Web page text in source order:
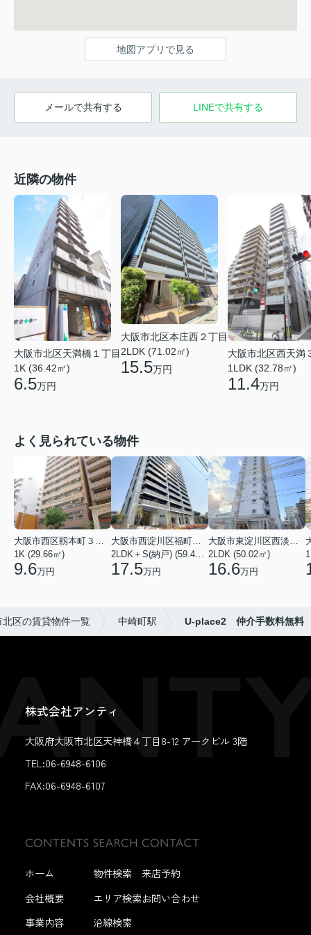
地図アプリで見る
メールで共有する LINEで共有する
近隣の物件
大阪市北区天満橋１丁目
1K (36.42㎡)
6.5万円
大阪市北区本庄西２丁目
2LDK (71.02㎡)
15.5万円
大阪市北区西天満
1LDK (32.78㎡)
11.4万円
よく見られている物件
1K (29.66㎡)
9.6万円 17.5万円
2LDK (50.02㎡)
16.6万円
北区の賃貸物件一覧 中崎町駅 U-place2 仲介手数料無料
株式会社アンティ
大阪府大阪市北区天神橋４丁目8-12 アークビル 3階
TEL:06-6948-6106
FAX:06-6948-6107
ホーム
会社概要
事業内容
物件検索
エリア検索
沿線検索
来店予約
お問い合わせ